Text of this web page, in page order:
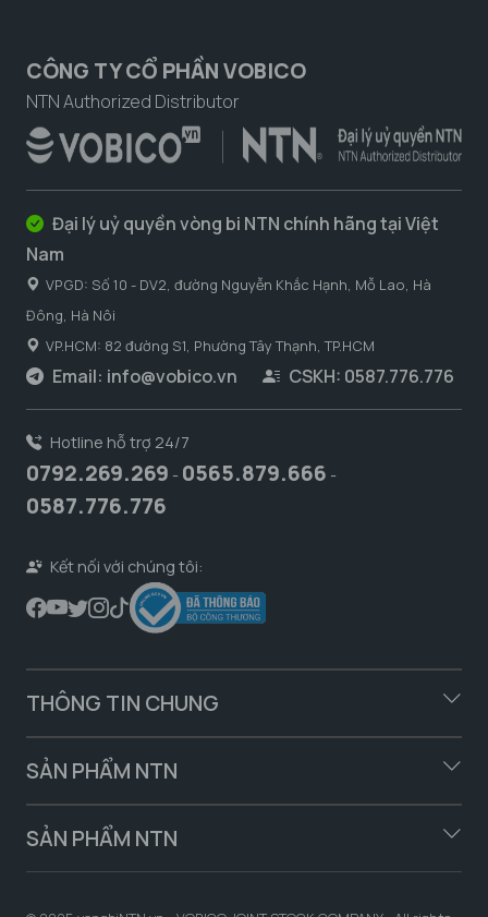
CÔNG TY CỔ PHẦN VOBICO
NTN Authorized Distributor
Đại lý uỷ quyền vòng bi NTN chính hãng tại Việt
Nam
VPGD: Số 10 - DV2, đường Nguyễn Khắc Hạnh, Mỗ Lao, Hà
Đông, Hà Nôi
VP.HCM: 82 đường S1, Phường Tây Thạnh, TP.HCM
Email: info@vobico.vn CSKH: 0587.776.776
Hotline hỗ trợ 24/7
0792.269.269 - 0565.879.666 -
0587.776.776
Kết nối với chúng tôi:
THÔNG TIN CHUNG
SẢN PHẨM NTN
SẢN PHẨM NTN